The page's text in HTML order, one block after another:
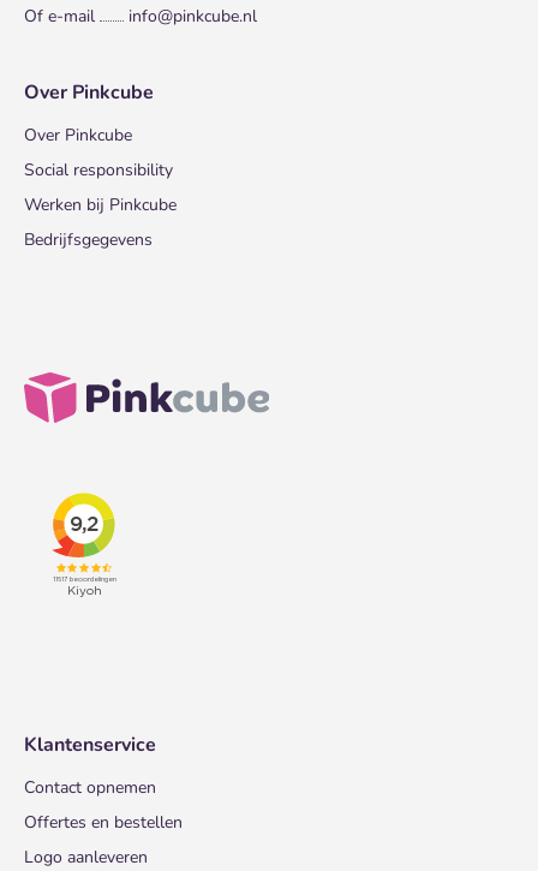
Of e-mail
info@pinkcube.nl
Over Pinkcube
Over Pinkcube
Social responsibility
Werken bij Pinkcube
Bedrijfsgegevens
Klantenservice
Contact opnemen
Offertes en bestellen
Logo aanleveren